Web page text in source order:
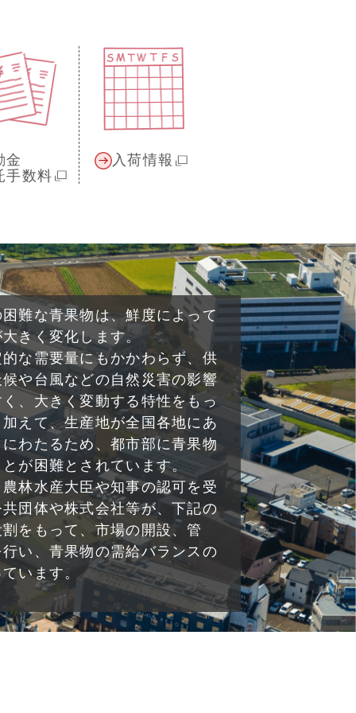
金
手数料
入荷情報
難な青果物は、鮮度によって
きく変化します。
な需要量にもかかわらず、供
や台風などの自然災害の影響
く、大きく変動する特性をもっ
えて、生産地が全国各地にあ
にわたるため、都市部に青果物
が困難とされています。
林水産大臣や知事の認可を受
団体や株式会社等が、下記の
をもって、市場の開設、管
い、青果物の需給バランスの
います。